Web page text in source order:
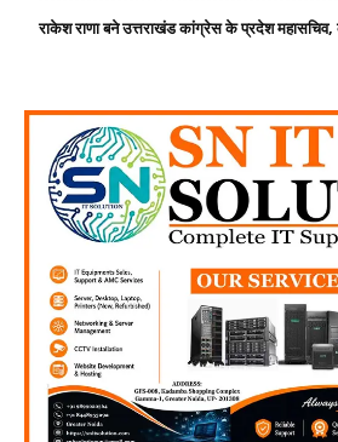
राकेश राणा बने उत्तराखंड कांग्रेस के प्रदेश